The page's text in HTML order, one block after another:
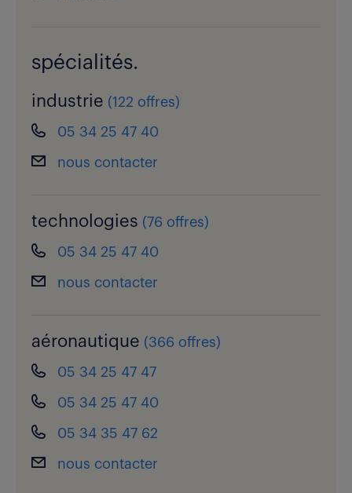
spécialités.
industrie (122 offres)
05 34 25 47 40
nous contacter
technologies (76 offres)
05 34 25 47 40
nous contacter
aéronautique (366 offres)
05 34 25 47 47
05 34 25 47 40
05 34 35 47 62
nous contacter